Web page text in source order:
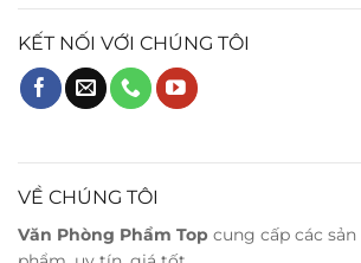
KẾT NỐI VỚI CHÚNG TÔI
VỀ CHÚNG TÔI
Văn Phòng Phẩm Top cung cấp các